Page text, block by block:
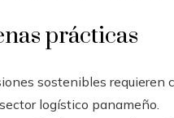
prácticas
sostenibles requieren
logístico panameño.